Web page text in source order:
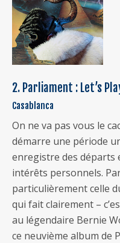
2. Parliament : Let’s
Casablanca
On ne va pas vous le
démarre une période
enregistre des départs
intérêts personnels.
particulièrement celle
qui fait clairement –
au légendaire Bernie
ce neuvième album de